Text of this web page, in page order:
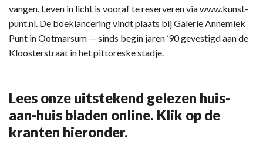
vangen. Leven in licht is vooraf te reserveren via www.kunst-
punt.nl. De boeklancering vindt plaats bij Galerie Annemiek
Punt in Ootmarsum — sinds begin jaren ’90 gevestigd aan de
Kloosterstraat in het pittoreske stadje.
Lees onze uitstekend gelezen huis-
aan-huis bladen online. Klik op de
kranten hieronder.